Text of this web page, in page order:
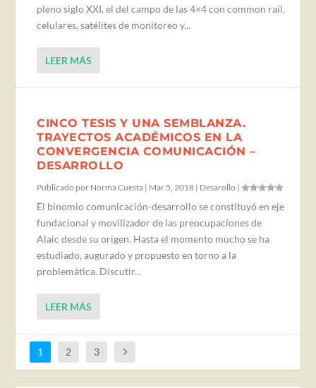
pleno siglo XXI, el del campo de las 4×4 con common rail,
celulares, satélites de monitoreo y...
LEER MÁS
CINCO TESIS Y UNA SEMBLANZA.
TRAYECTOS ACADÉMICOS EN LA
CONVERGENCIA COMUNICACIÓN –
DESARROLLO
Publicado por Norma Cuesta | Mar 5, 2018 | Desarollo |
El binomio comunicación-desarrollo se constituyó en eje
fundacional y movilizador de las preocupaciones de
Alaic desde su origen. Hasta el momento mucho se ha
estudiado, augurado y propuesto en torno a la
problemática. Discutir...
LEER MÁS
1 2 3